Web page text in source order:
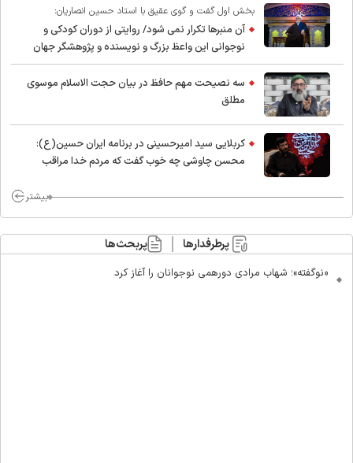
بخش اول گفت و گوی عقیق با استاد حسین انصاریان:
آن منبرها تکرار نمی شود/ روایتی از دوران کودکی و
نوجوانی این واعظ بزرگ و نویسنده و پژوهشگر جهان
اسلام
سه نصیحت مهم حافظ در بیان حجت الاسلام موسوی
مطلق
کربلایی سید امیر‌حسینی در برنامه ایران حسین(ع):
محسن چاوشی چه خوب گفت که مردم خدا مراقب
بیشتر
پرطرفدارها پربحث‌ها
«نوگفته»؛ شهاب مرادی دورهمی نوجوانان را آغاز کرد